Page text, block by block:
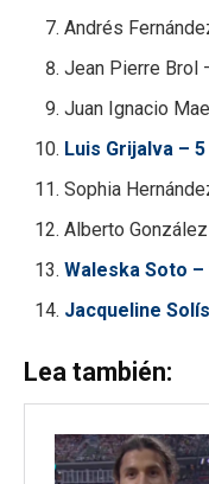
Andrés
Jean Pierre Brol
Juan Ignacio
Luis Grijalva –
Sophia
Alberto
Waleska Soto
Jacqueline
Lea también: